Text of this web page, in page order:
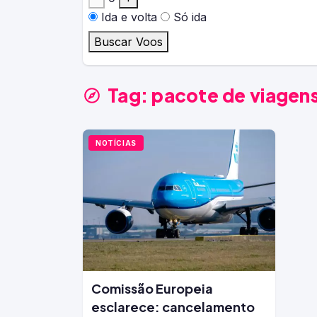
Ida e volta
Só ida
Buscar Voos
Tag: pacote de
NOTÍCIAS
Comissão Europeia
esclarece: cancelamento